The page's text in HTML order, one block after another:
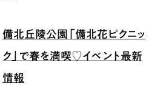
備北丘陵公園「備北花ピクニッ
ク」で春を満喫♡イベント最新
情報